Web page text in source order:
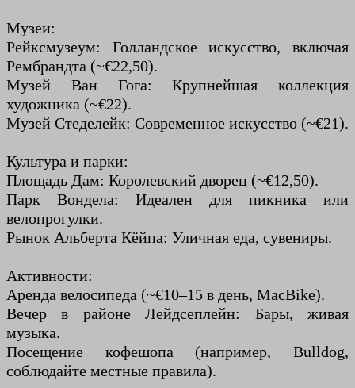
Музеи:
Рейксмузеум: Голландское искусство, включая
Рембрандта (~€22,50).
Музей Ван Гога: Крупнейшая коллекция
художника (~€22).
Музей Стеделейк: Современное искусство (~€21).
Культура и парки:
Площадь Дам: Королевский дворец (~€12,50).
Парк Вондела: Идеален для пикника или
велопрогулки.
Рынок Альберта Кёйпа: Уличная еда, сувениры.
Активности:
Аренда велосипеда (~€10–15 в день, MacBike).
Вечер в районе Лейдсеплейн: Бары, живая
музыка.
Посещение кофешопа (например, Bulldog,
соблюдайте местные правила).